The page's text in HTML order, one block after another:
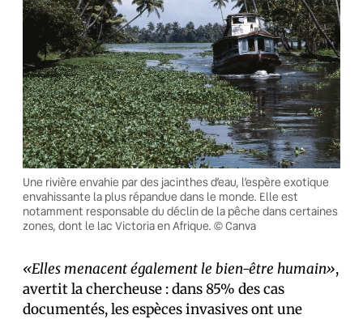
Une rivière envahie par des jacinthes d’eau, l’espère exotique
envahissante la plus répandue dans le monde. Elle est
notamment responsable du déclin de la pêche dans certaines
zones, dont le lac Victoria en Afrique. © Canva
«Elles menacent également le bien-être humain»,
avertit la chercheuse : dans 85% des cas
documentés, les espèces invasives ont une